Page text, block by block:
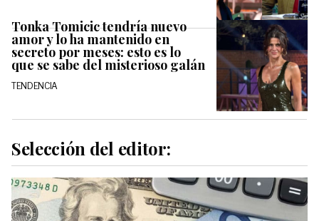
Tonka Tomicic tendría nuevo
amor y lo ha mantenido en
secreto por meses: esto es lo
que se sabe del misterioso galán
TENDENCIA
Selección del editor: